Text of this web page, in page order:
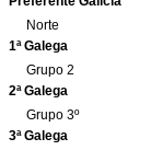
Norte
1ª Galega
Grupo 2
2ª Galega
Grupo 3º
3ª Galega